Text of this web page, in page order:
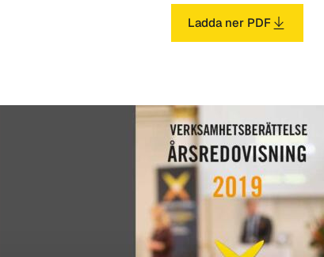
Ladda ner PDF